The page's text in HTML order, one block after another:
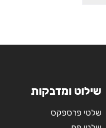
שילוט ומדבקות
שלטי פרספקס